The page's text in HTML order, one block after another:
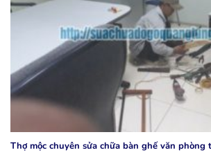
Thợ mộc chuyên sửa chữa bàn ghế văn phòng